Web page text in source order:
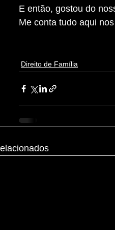
E então, gostou do
Me conta tudo aqui
Direito de Família